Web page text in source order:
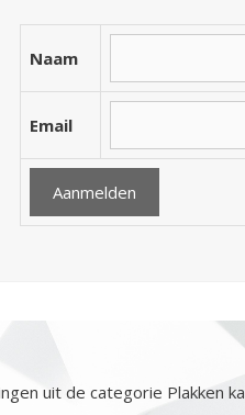
Naam
Email
uit de categorie Plakken